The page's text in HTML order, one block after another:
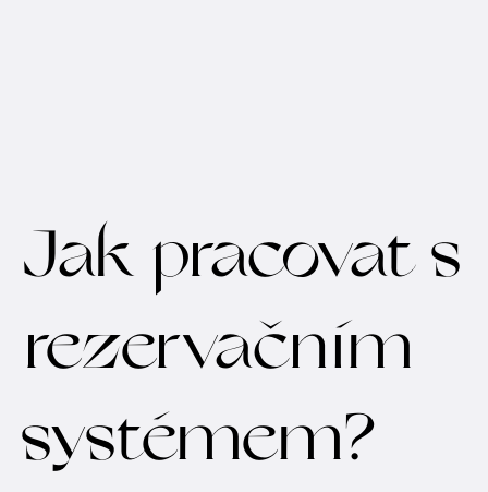
Jak pracovat s
rezervačním
systémem?